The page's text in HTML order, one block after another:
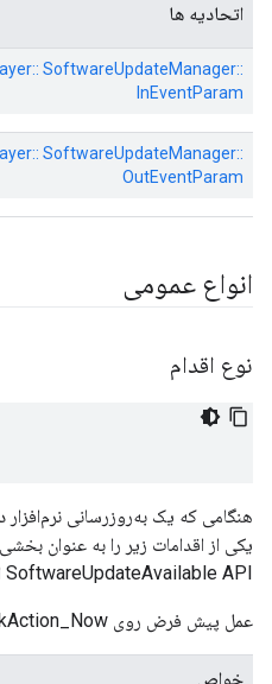
اتحادیه ها
SoftwareUpdateManager::
InEventParam
SoftwareUpdateManager::
OutEventParam
انواع عمومی
نوع اقدام
هنگامی که یک به‌روزرسانی
یکی از اقدامات زیر را به عنوان
SoftwareUpdateAvailable API انتخاب کند.
عمل پیش فرض روی kAction_Now تنظیم می شود.
خواص